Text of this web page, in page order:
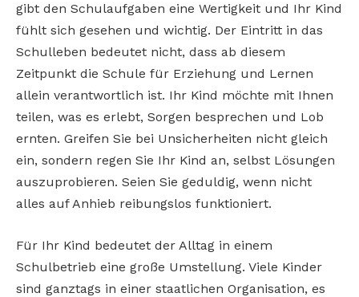
gibt den Schulaufgaben eine Wertigkeit und Ihr Kind
fühlt sich gesehen und wichtig. Der Eintritt in das
Schulleben bedeutet nicht, dass ab diesem
Zeitpunkt die Schule für Erziehung und Lernen
allein verantwortlich ist. Ihr Kind möchte mit Ihnen
teilen, was es erlebt, Sorgen besprechen und Lob
ernten. Greifen Sie bei Unsicherheiten nicht gleich
ein, sondern regen Sie Ihr Kind an, selbst Lösungen
auszuprobieren. Seien Sie geduldig, wenn nicht
alles auf Anhieb reibungslos funktioniert.
Für Ihr Kind bedeutet der Alltag in einem
Schulbetrieb eine große Umstellung. Viele Kinder
sind ganztags in einer staatlichen Organisation, es